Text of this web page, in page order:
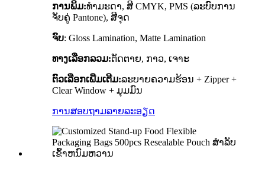
ການພິມ:ທຳມະດາ, ສີ CMYK, PMS (ລະບົບການ
ຈັບຄູ່ Pantone), ສີຈຸດ
ຈົບ: Gloss Lamination, Matte Lamination
ທາງເລືອກລວມ:ຕັດຕາຍ, ກາວ, ເຈາະ
ຕົວເລືອກເພີ່ມເຕີມ:ລະບາຍຄວາມຮ້ອນ + Zipper +
Clear Window + ມຸມມົນ
ການສອບຖາມລາຍລະອຽດ